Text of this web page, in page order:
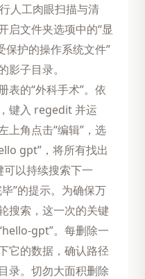
人工肉眼扫描与清
启文件夹选项中的“显
保护的操作系统文件”
影子目录。
表的“外科手术”。依
键入 regedit 并运
上角点击“编辑”，选
gpt”，将所有找出
可以持续搜索下一
”的提示。为确保万
搜索，这一次的关键
gpt”。每删除一
它的数据，确认路径
录。切勿大面积删除